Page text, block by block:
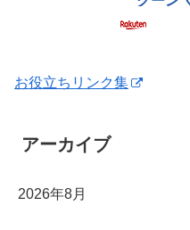
お役立ちリンク集
アーカイブ
2026年8月